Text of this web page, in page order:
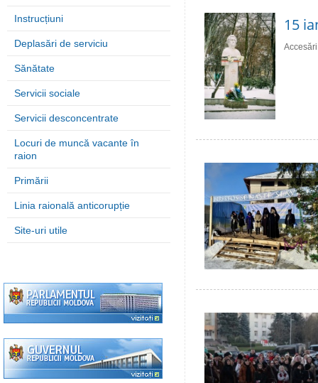
Instrucțiuni
Deplasări de serviciu
Sănătate
Servicii sociale
Servicii desconcentrate
Locuri de muncă vacante în
raion
Primării
Linia raională anticorupție
Site-uri utile
15